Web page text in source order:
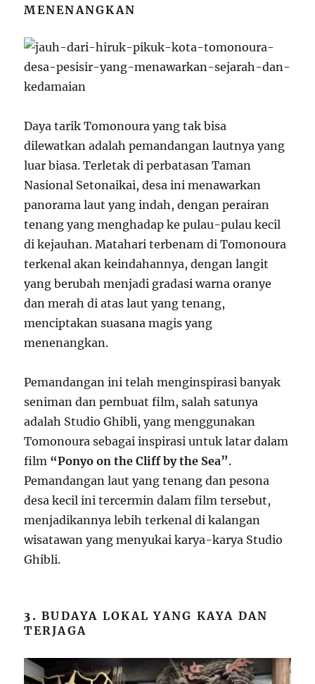
MENENANGKAN
Daya tarik Tomonoura yang tak bisa
dilewatkan adalah pemandangan lautnya yang
luar biasa. Terletak di perbatasan Taman
Nasional Setonaikai, desa ini menawarkan
panorama laut yang indah, dengan perairan
tenang yang menghadap ke pulau-pulau kecil
di kejauhan. Matahari terbenam di Tomonoura
terkenal akan keindahannya, dengan langit
yang berubah menjadi gradasi warna oranye
dan merah di atas laut yang tenang,
menciptakan suasana magis yang
menenangkan.
Pemandangan ini telah menginspirasi banyak
seniman dan pembuat film, salah satunya
adalah Studio Ghibli, yang menggunakan
Tomonoura sebagai inspirasi untuk latar dalam
film “Ponyo on the Cliff by the Sea”.
Pemandangan laut yang tenang dan pesona
desa kecil ini tercermin dalam film tersebut,
menjadikannya lebih terkenal di kalangan
wisatawan yang menyukai karya-karya Studio
Ghibli.
3.BUDAYA LOKAL YANG KAYA DAN
TERJAGA